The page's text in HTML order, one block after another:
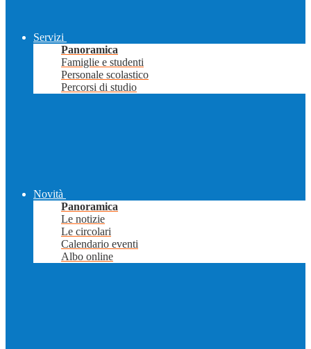
Servizi
Panoramica
Famiglie e studenti
Personale scolastico
Percorsi di studio
Novità
Panoramica
Le notizie
Le circolari
Calendario eventi
Albo online